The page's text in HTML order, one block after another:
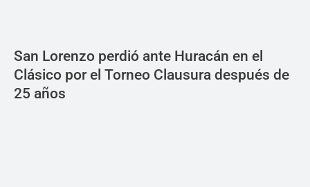
San Lorenzo perdió ante Huracán en el
Clásico por el Torneo Clausura después de
25 años